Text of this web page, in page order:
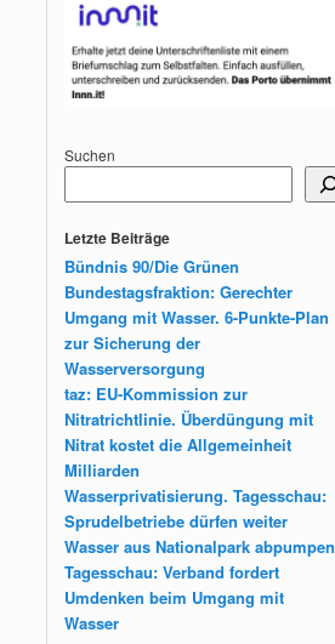
Suchen
Letzte Beiträge
Bündnis 90/Die Grünen
Bundestagsfraktion: Gerechter
Umgang mit Wasser. 6-Punkte-Plan
zur Sicherung der
Wasserversorgung
taz: EU-Kommission zur
Nitratrichtlinie. Überdüngung mit
Nitrat kostet die Allgemeinheit
Milliarden
Wasserprivatisierung. Tagesschau:
Sprudelbetriebe dürfen weiter
Wasser aus Nationalpark abpumpen
Tagesschau: Verband fordert
Umdenken beim Umgang mit
Wasser